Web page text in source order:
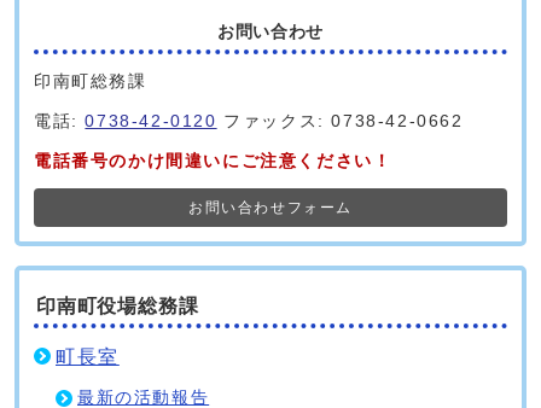
お問い合わせ
印南町総務課
電話:0738-42-0120 ファックス: 0738-42-0662
電話番号のかけ間違いにご注意ください！
お問い合わせフォーム
印南町役場総務課
町長室
最新の活動報告